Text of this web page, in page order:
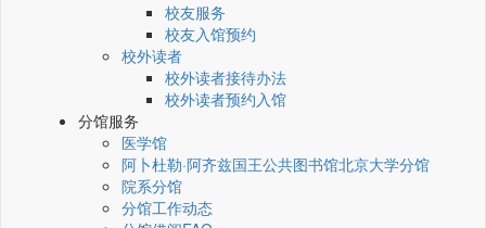
校友服务
校友入馆预约
校外读者
校外读者接待办法
校外读者预约入馆
分馆服务
医学馆
阿卜杜勒·阿齐兹国王公共图书馆北京大学分馆
院系分馆
分馆工作动态